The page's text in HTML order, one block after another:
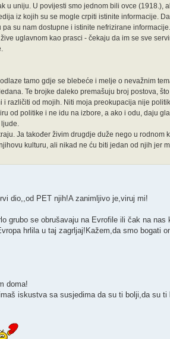
u uniju. U povijesti smo jednom bili ovce (1918.),
iz kojih su se mogle crpiti istinite informacije.
su nam dostupne i istinite nefrizirane informacije.
uglavnom kao prasci - čekaju da im se sve
tamo gdje se blebeće i melje o nevažnim
Te brojke daleko premašuju broj postova,
različiti od mojih. Niti moja preokupacija nije
od politike i ne idu na izbore, a ako i odu, daju
Ja također živim drugdje duže nego u rodnom
kulturu, ali nikad ne ću biti jedan od njih jer
dio,,od PET njih!A zanimljivo je,viruj mi!
grubo se obrušavaju na Evrofile ili čak na nas
hrlila u taj zagrljaj!Kažem,da smo bogati
doma!
iskustva sa susjedima da su ti bolji,da su ti